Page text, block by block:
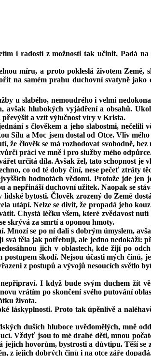
i radostí z možnosti tak učinit. Padá na
míru, a proto pokleslá životem Země,
na samém prahu duchovní svatyně
u slabého, nemoudrého i velmi
avšak hlubokých vyjádření a obsahů.
převýšit a vzít výlučnost víry v Krista.
s člověkem a jeho slabostmi, nečelili
Sílu a Moc jsem dostal od Otce. Vliv
že člověk se má rozhodovat svobodně,
práci ve mně i pro služby mého
určitá díla. Avšak žel, tato schopnost je
co od té doby činí, nese pečeť ztráty
hodnotách vědomí. Protože jde jen
nepřináší duchovní užitek. Naopak se
bytosti. Člověk zrozený do Země
utápí. Nelze se divit, že propadá jeho
Chystá léčku všem, které zvědavost
skrývá za smrtí a oponou hmoty.
Mnozí se po ní dali s dobrým úmyslem,
svá těla jak potřebují, ale jedno nedokáží:
jich v oblastech, kde žijí po
škodí. Nejsou účasti mých činů,
z postupů a vývojů nesoucích světlo
I když bude svým duchem žít
vrátím po skončení svého putování
života.
láskyplnosti. Proto tak úpěnlivě a
duších hluboce uvědomělých, mně
Vždyť jsou to mé drahé děti, mnou
hovorům, bystrosti a důvtipu. Těší se
z jejich dobrých činů i na otce záře